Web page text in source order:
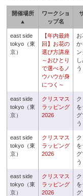
開催場所
▲
ワークショ
ップ名
east side
tokyo（東
京）
【年内最終
回】お花の
選び方講座
～おひとり
で選べるノ
ウハウが身
につく～
う
east side
tokyo（東
京）
クリスマス
ラッピング
2026
う
east side
tokyo（東
京）
クリスマス
ラッピング
2026
う
east side
tokyo（東
京）
クリスマス
ラッピング
2026